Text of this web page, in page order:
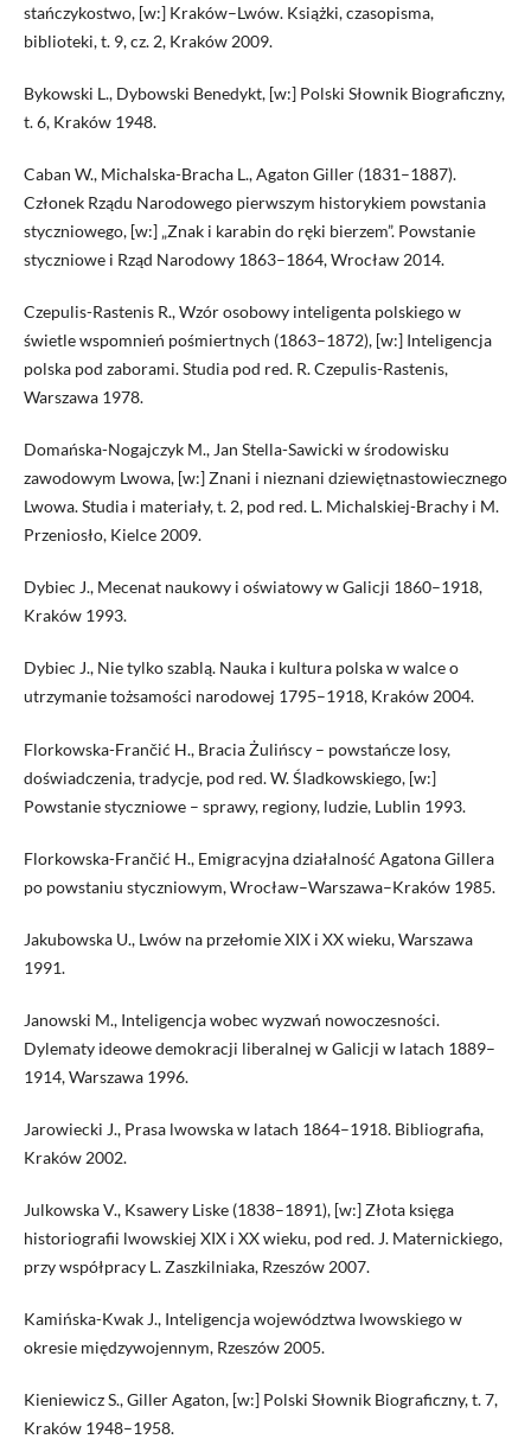
stańczykostwo, [w:] Kraków–Lwów. Książki, czasopisma,
biblioteki, t. 9, cz. 2, Kraków 2009.
Bykowski L., Dybowski Benedykt, [w:] Polski Słownik Biograficzny,
t. 6, Kraków 1948.
Caban W., Michalska-Bracha L., Agaton Giller (1831–1887).
Członek Rządu Narodowego pierwszym historykiem powstania
styczniowego, [w:] „Znak i karabin do ręki bierzem”. Powstanie
styczniowe i Rząd Narodowy 1863–1864, Wrocław 2014.
Czepulis-Rastenis R., Wzór osobowy inteligenta polskiego w
świetle wspomnień pośmiertnych (1863–1872), [w:] Inteligencja
polska pod zaborami. Studia pod red. R. Czepulis-Rastenis,
Warszawa 1978.
Domańska-Nogajczyk M., Jan Stella-Sawicki w środowisku
zawodowym Lwowa, [w:] Znani i nieznani dziewiętnastowiecznego
Lwowa. Studia i materiały, t. 2, pod red. L. Michalskiej-Brachy i M.
Przeniosło, Kielce 2009.
Dybiec J., Mecenat naukowy i oświatowy w Galicji 1860–1918,
Kraków 1993.
Dybiec J., Nie tylko szablą. Nauka i kultura polska w walce o
utrzymanie tożsamości narodowej 1795–1918, Kraków 2004.
Florkowska-Frančić H., Bracia Żulińscy – powstańcze losy,
doświadczenia, tradycje, pod red. W. Śladkowskiego, [w:]
Powstanie styczniowe – sprawy, regiony, ludzie, Lublin 1993.
Florkowska-Frančić H., Emigracyjna działalność Agatona Gillera
po powstaniu styczniowym, Wrocław–Warszawa–Kraków 1985.
Jakubowska U., Lwów na przełomie XIX i XX wieku, Warszawa
1991.
Janowski M., Inteligencja wobec wyzwań nowoczesności.
Dylematy ideowe demokracji liberalnej w Galicji w latach 1889–
1914, Warszawa 1996.
Jarowiecki J., Prasa lwowska w latach 1864–1918. Bibliografia,
Kraków 2002.
Julkowska V., Ksawery Liske (1838–1891), [w:] Złota księga
historiografii lwowskiej XIX i XX wieku, pod red. J. Maternickiego,
przy współpracy L. Zaszkilniaka, Rzeszów 2007.
Kamińska-Kwak J., Inteligencja województwa lwowskiego w
okresie międzywojennym, Rzeszów 2005.
Kieniewicz S., Giller Agaton, [w:] Polski Słownik Biograficzny, t. 7,
Kraków 1948–1958.